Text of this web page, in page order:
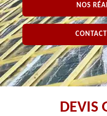
NOS
DEVIS